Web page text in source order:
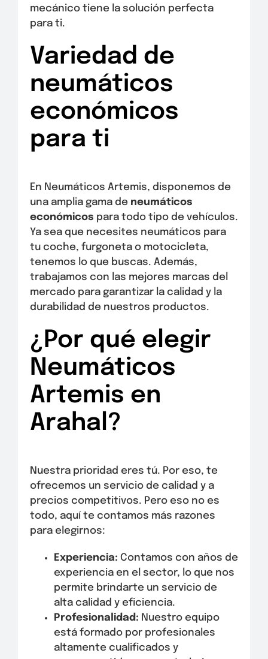
mecánico tiene la solución perfecta
para ti.
Variedad de
neumáticos
económicos
para ti
En Neumáticos Artemis, disponemos de
una amplia gama de neumáticos
económicos para todo tipo de vehículos.
Ya sea que necesites neumáticos para
tu coche, furgoneta o motocicleta,
tenemos lo que buscas. Además,
trabajamos con las mejores marcas del
mercado para garantizar la calidad y la
durabilidad de nuestros productos.
¿Por qué elegir
Neumáticos
Artemis en
Arahal?
Nuestra prioridad eres tú. Por eso, te
ofrecemos un servicio de calidad y a
precios competitivos. Pero eso no es
todo, aquí te contamos más razones
para elegirnos:
Experiencia: Contamos con años de
experiencia en el sector, lo que nos
permite brindarte un servicio de
alta calidad y eficiencia.
Profesionalidad: Nuestro equipo
está formado por profesionales
altamente cualificados y